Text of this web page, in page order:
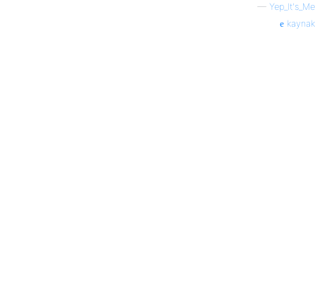
— Yep_It's_Me
kaynak